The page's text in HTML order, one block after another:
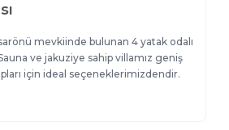
mevkiinde bulunan 4 yatak odalı
ve jakuziye sahip villamız geniş
için ideal seçeneklerimizdendir.